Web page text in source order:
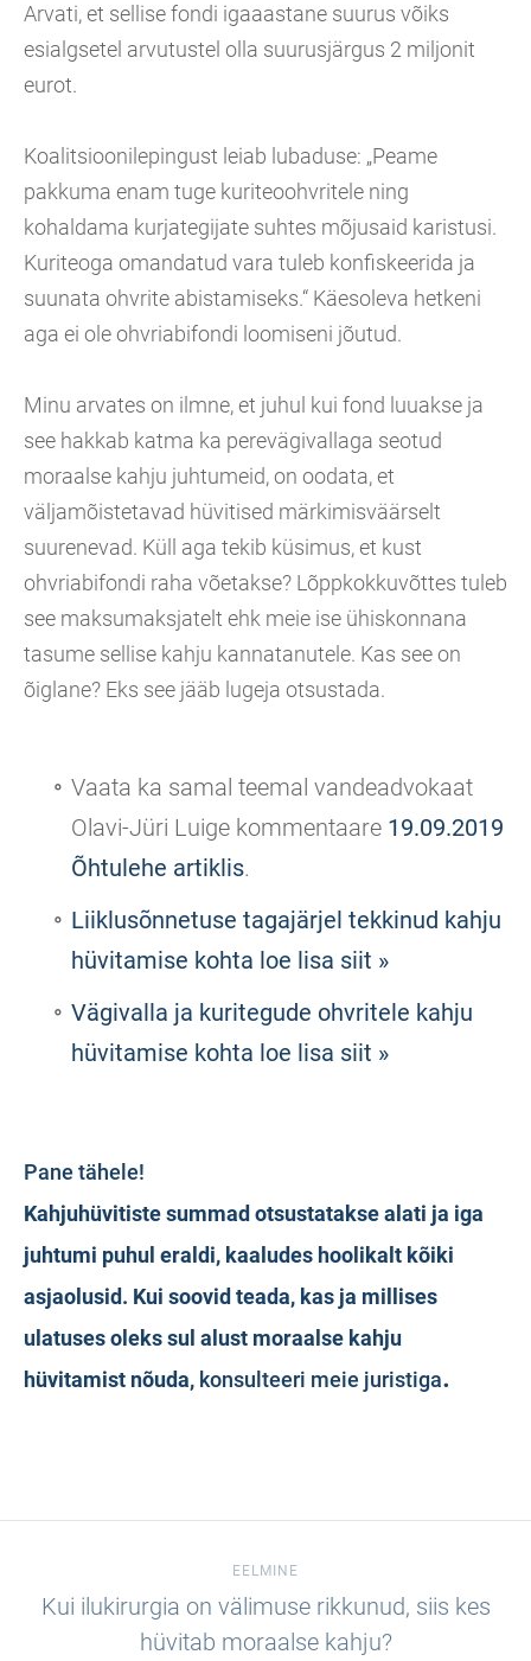
Arvati, et sellise fondi igaaastane suurus võiks
esialgsetel arvutustel olla suurusjärgus 2 miljonit
eurot.
Koalitsioonilepingust leiab lubaduse: „Peame
pakkuma enam tuge kuriteoohvritele ning
kohaldama kurjategijate suhtes mõjusaid karistusi.
Kuriteoga omandatud vara tuleb konfiskeerida ja
suunata ohvrite abistamiseks.“ Käesoleva hetkeni
aga ei ole ohvriabifondi loomiseni jõutud.
Minu arvates on ilmne, et juhul kui fond luuakse ja
see hakkab katma ka perevägivallaga seotud
moraalse kahju juhtumeid, on oodata, et
väljamõistetavad hüvitised märkimisväärselt
suurenevad. Küll aga tekib küsimus, et kust
ohvriabifondi raha võetakse? Lõppkokkuvõttes tuleb
see maksumaksjatelt ehk meie ise ühiskonnana
tasume sellise kahju kannatanutele. Kas see on
õiglane? Eks see jääb lugeja otsustada.
Vaata ka samal teemal vandeadvokaat
Olavi-Jüri Luige kommentaare 19.09.2019
Õhtulehe artiklis.
Liiklusõnnetuse tagajärjel tekkinud kahju
hüvitamise kohta loe lisa siit »
Vägivalla ja kuritegude ohvritele kahju
hüvitamise kohta loe lisa siit »
Pane tähele!
Kahjuhüvitiste summad otsustatakse alati ja iga
juhtumi puhul eraldi, kaaludes hoolikalt kõiki
asjaolusid. Kui soovid teada, kas ja millises
ulatuses oleks sul alust moraalse kahju
hüvitamist nõuda, konsulteeri meie juristiga.
EELMINE
Kui ilukirurgia on välimuse rikkunud, siis kes
hüvitab moraalse kahju?